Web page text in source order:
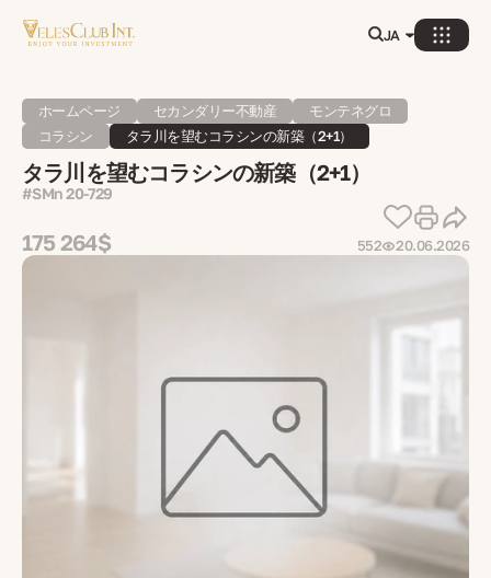
JA
ホームページ セカンダリー不動産
モンテネグロ
コラシン
タラ川を望むコラシンの新築（2+1）
タラ川を望むコラシンの新築（2+1）
#SMn 20-729
175 264$ 552 20.06.2026